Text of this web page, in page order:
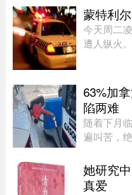
堵。20号
蒙特利
今天周二
遭人纵火
现了助燃
63%加
陷两难
随着下月
遍叫苦，
公司进行
理卡尼（
她研究
真爱